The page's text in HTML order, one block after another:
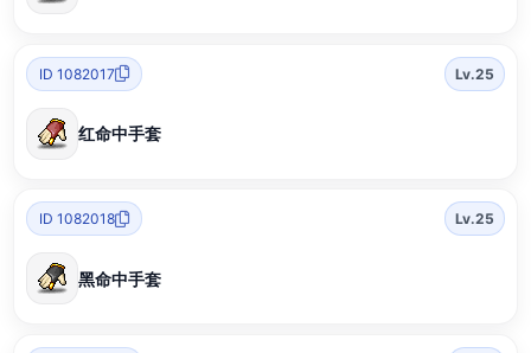
ID 1082017 Lv.25
红命中手套
ID 1082018 Lv.25
黑命中手套